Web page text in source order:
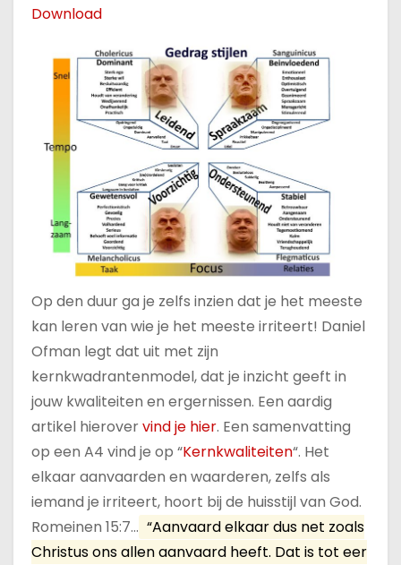
Download
Op den duur ga je zelfs inzien dat je het meeste
kan leren van wie je het meeste irriteert! Daniel
Ofman legt dat uit met zijn
kernkwadrantenmodel, dat je inzicht geeft in
jouw kwaliteiten en ergernissen. Een aardig
artikel hierovervind je hier. Een samenvatting
op een A4 vind je op “Kernkwaliteiten“. Het
elkaar aanvaarden en waarderen, zelfs als
iemand je irriteert, hoort bij de huisstijl van God.
Romeinen 15:7… “Aanvaard elkaar dus net zoals
Christus ons allen aanvaard heeft. Dat is tot eer